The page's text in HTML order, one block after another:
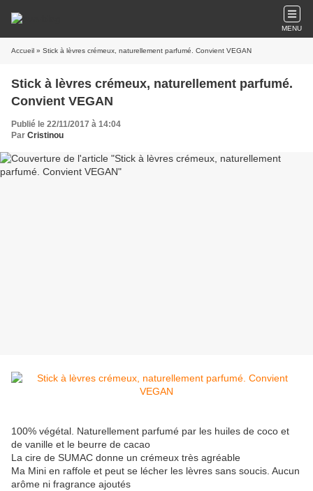
MENU
Accueil » Stick à lèvres crémeux, naturellement parfumé. Convient VEGAN
Stick à lèvres crémeux, naturellement parfumé.
Convient VEGAN
Publié le 22/11/2017 à 14:04
Par Cristinou
100% végétal. Naturellement parfumé par les huiles de coco et
de vanille et le beurre de cacao
La cire de SUMAC donne un crémeux très agréable
Ma Mini en raffole et peut se lécher les lèvres sans soucis. Aucun
arôme ni fragrance ajoutés